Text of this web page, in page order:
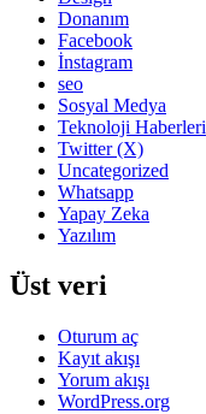
Donanım
Facebook
İnstagram
seo
Sosyal Medya
Teknoloji Haberleri
Twitter (X)
Uncategorized
Whatsapp
Yapay Zeka
Yazılım
Üst veri
Oturum aç
Kayıt akışı
Yorum akışı
WordPress.org